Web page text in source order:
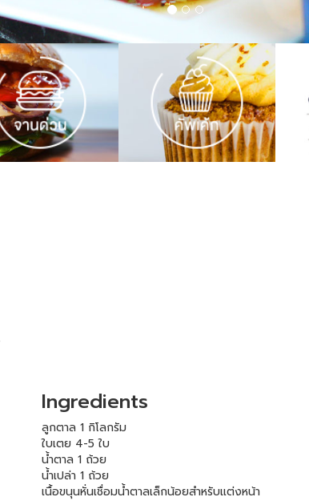
Ingredients
ลูกตาล 1 กิโลกรัม
ใบเตย 4-5 ใบ
น้ำตาล 1 ถ้วย
น้ำเปล่า 1 ถ้วย
เนื้อขนุนหั่นเชื่อมน้ำตาลเล็กน้อยสำหรับแต่งหน้า